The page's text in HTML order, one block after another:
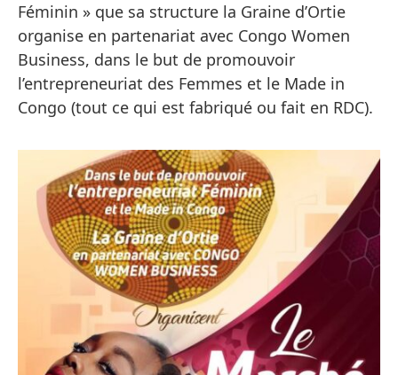
Féminin » que sa structure la Graine d’Ortie
organise en partenariat avec Congo Women
Business, dans le but de promouvoir
l’entrepreneuriat des Femmes et le Made in
Congo (tout ce qui est fabriqué ou fait en RDC).